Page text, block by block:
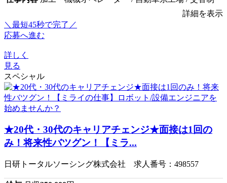
詳細を表示
＼最短45秒で完了／
応募へ進む
詳しく
見る
スペシャル
★20代・30代のキャリアチェンジ★面接は1回の
み！将来性バツグン！【ミラ...
日研トータルソーシング株式会社 求人番号：498557